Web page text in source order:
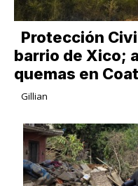
Protección
barrio de Xico;
quemas en
Gillian